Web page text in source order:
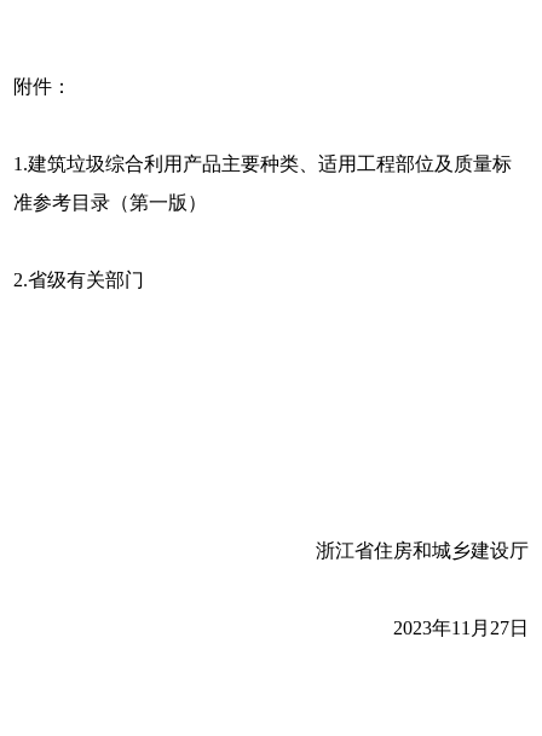
附件：
1.建筑垃圾综合利用产品主要种类、适用工程部位及质量标
准参考目录（第一版）
2.省级有关部门
浙江省住房和城乡建设厅
2023年11月27日